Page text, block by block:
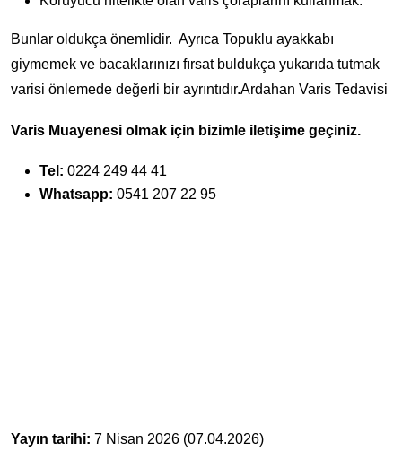
Bunlar oldukça önemlidir. Ayrıca Topuklu ayakkabı
giymemek ve bacaklarınızı fırsat buldukça yukarıda tutmak
varisi önlemede değerli bir ayrıntıdır.Ardahan Varis Tedavisi
Varis Muayenesi olmak için bizimle iletişime geçiniz.
Tel: 0224 249 44 41
Whatsapp: 0541 207 22 95
Yayın tarihi: 7 Nisan 2026 (07.04.2026)